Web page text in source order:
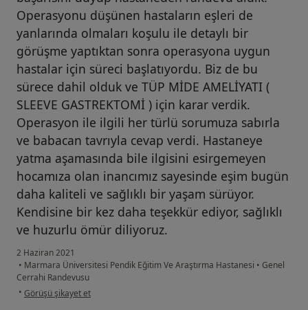
Operasyonu düşünen hastaların eşleri de
yanlarında olmaları koşulu ile detaylı bir
görüşme yaptıktan sonra operasyona uygun
hastalar için süreci başlatıyordu. Biz de bu
sürece dahil olduk ve TÜP MİDE AMELİYATI (
SLEEVE GASTREKTOMİ ) için karar verdik.
Operasyon ile ilgili her türlü sorumuza sabırla
ve babacan tavrıyla cevap verdi. Hastaneye
yatma aşamasında bile ilgisini esirgemeyen
hocamıza olan inancımız sayesinde eşim bugün
daha kaliteli ve sağlıklı bir yaşam sürüyor.
Kendisine bir kez daha teşekkür ediyor, sağlıklı
ve huzurlu ömür diliyoruz.
2 Haziran 2021
• Marmara Üniversitesi Pendik Eğitim Ve Araştırma Hastanesi • Genel
Cerrahi Randevusu
• kullanıcının görüşüne göre ş.....
Görüşü şikayet et